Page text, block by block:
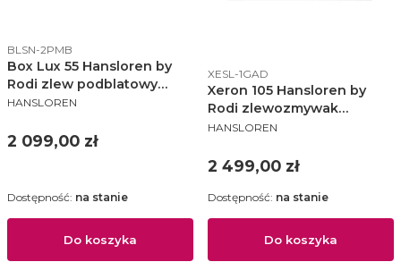
Kod produktu
BLSN-2PMB
Box Lux 55 Hansloren by
Rodi zlew podblatowy
575x440 lewy KM stal
2PMB
PRODUCENT
HANSLOREN
Cena
2 099,00 zł
Do koszyka
Dostępność: na stanie
Kod produktu
XESL-1GAD
Xeron 105 Hansloren by
Rodi zlewozmywak
1000x520 KA lewy stal
PRODUCENT
HANSLOREN
Cena
2 499,00 zł
Do koszyka
Dostępność: na stanie